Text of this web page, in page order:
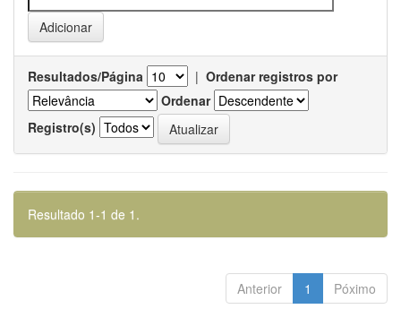
Resultados/Página | Ordenar registros por
Ordenar
Registro(s)
Resultado 1-1 de 1.
Anterior 1 Póximo